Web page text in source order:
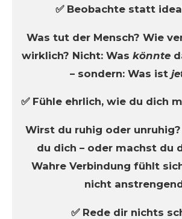
✅ Beobachte statt
Was tut der Mensch? Wie
wirklich? Nicht: Was könnte
– sondern: Was ist
✅ Fühle ehrlich, wie du dich
Wirst du ruhig oder
du dich – oder machst du
Wahre Verbindung fühlt
nicht
✅ Rede dir nichts